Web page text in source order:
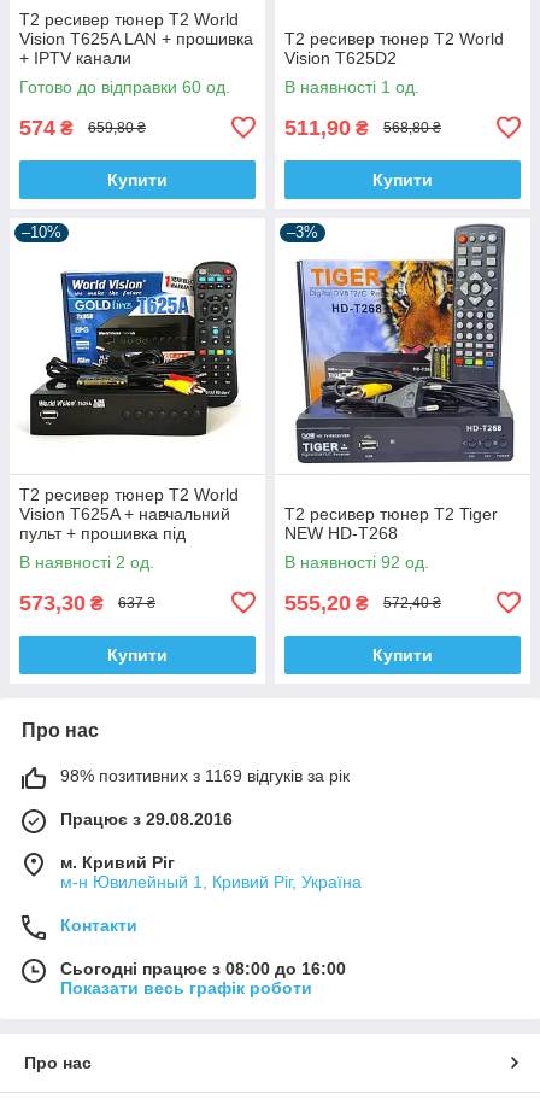
Т2 ресивер тюнер T2 World
Vision T625A LAN + прошивка
+ IPTV канали
Готово до відправки 60 од.
574 ₴ 659,80 ₴
Купити
Т2 ресивер тюнер T2 World
Vision T625D2
В наявності 1 од.
511,90 ₴ 568,80 ₴
Купити
–10%
Т2 ресивер тюнер T2 World
Vision T625A + навчальний
пульт + прошивка під
інтернет
В наявності 2 од.
573,30 ₴ 637 ₴
Купити
–3%
Т2 ресивер тюнер T2 Tiger
NEW HD-T268
В наявності 92 од.
555,20 ₴ 572,40 ₴
Купити
Про нас
98% позитивних з 1169 відгуків за рік
Працює з 29.08.2016
м. Кривий Ріг
м-н Ювилейный 1, Кривий Ріг, Україна
Контакти
Сьогодні працює з 08:00 до 16:00
Показати весь графік роботи
Про нас